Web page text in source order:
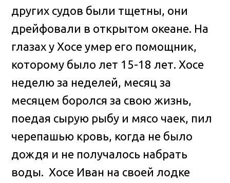
других судов были тщетны, они
дрейфовали в открытом океане. На
глазах у Хосе умер его помощник,
которому было лет 15-18 лет. Хосе
неделю за неделей, месяц за
месяцем боролся за свою жизнь,
поедая сырую рыбу и мясо чаек, пил
черепашью кровь, когда не было
дождя и не получалось набрать
воды. Хосе Иван на своей лодке